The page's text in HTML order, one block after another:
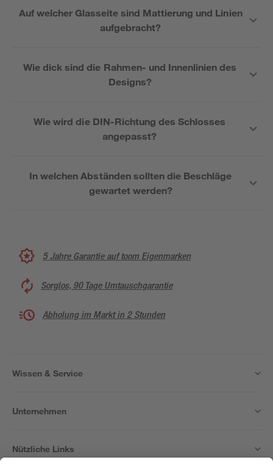
Auf welcher Glasseite sind Mattierung und Linien
aufgebracht?
Wie dick sind die Rahmen- und Innenlinien des
Designs?
Wie wird die DIN-Richtung des Schlosses
angepasst?
In welchen Abständen sollten die Beschläge
gewartet werden?
5 Jahre Garantie auf toom Eigenmarken
Sorglos, 90 Tage Umtauschgarantie
Abholung im Markt in 2 Stunden
Wissen & Service
Unternehmen
Nützliche Links